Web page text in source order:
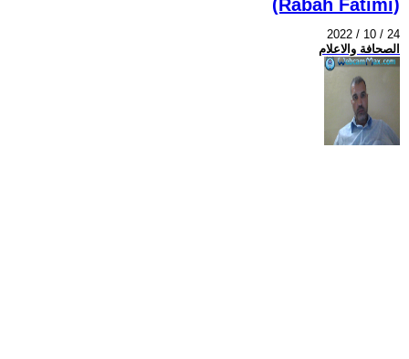
(Rabah Fatimi)
2022 / 10 / 24
الصحافة والاعلام